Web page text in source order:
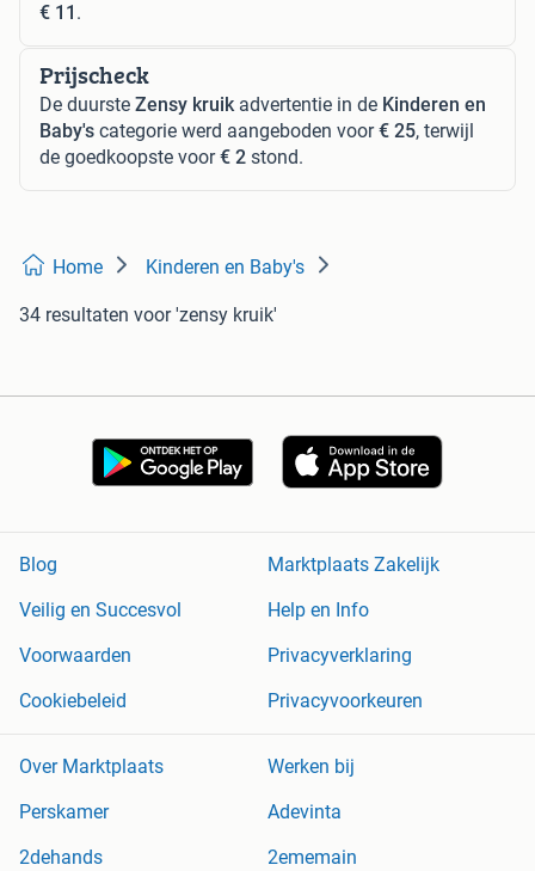
€ 11 .
Prijscheck
De duurste Zensy kruikadvertentie in de Kinderen en
Baby's categorie werd aangeboden voor€ 25, terwijl
de goedkoopste voor€ 2 stond.
Home Kinderen en Baby's
34 resultaten voor 'zensy kruik'
Blog
Marktplaats Zakelijk
Veilig en Succesvol
Help en Info
Voorwaarden
Privacyverklaring
Cookiebeleid
Privacyvoorkeuren
Over Marktplaats
Werken bij
Perskamer
Adevinta
2dehands
2ememain